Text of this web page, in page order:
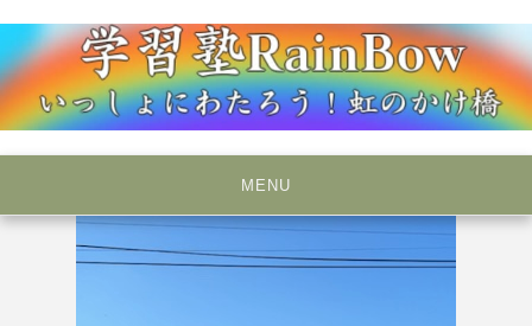
to
content
学習塾RainBow
MENU